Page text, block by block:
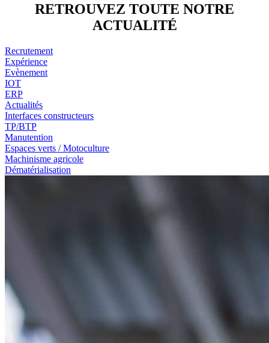
RETROUVEZ TOUTE NOTRE
ACTUALITÉ
Recrutement
Expérience
Evènement
IOT
ERP
Actualités
Interfaces constructeurs
TP/BTP
Manutention
Espaces verts / Motoculture
Machinisme agricole
Dématérialisation